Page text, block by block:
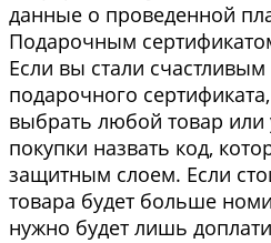
данные о проведенной
Подарочным
Если вы стали
подарочного
выбрать любой товар или
покупки назвать код,
защитным слоем. Если
товара будет больше
нужно будет лишь